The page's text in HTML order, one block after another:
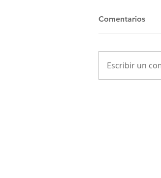
Comentarios
Escribir un